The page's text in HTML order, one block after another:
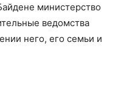
министерство
ведомства
него, его семьи и